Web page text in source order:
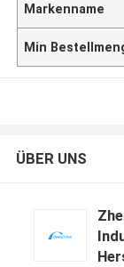
Markenname
Min
ÜBER UNS